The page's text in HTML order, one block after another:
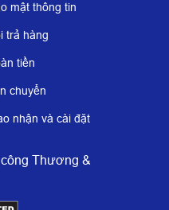
mật thông tin
trả hàng
tiền
chuyển
nhận và cài đặt